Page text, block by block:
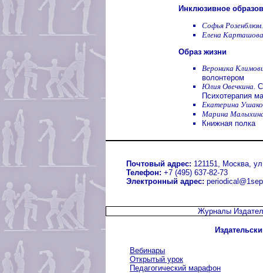
Инклюзивное
Софья Розенблюм.
Елена
Образ жизни
Вероника
волонтером
Юлия Овечкина.
Психотерапия
Екатерина
Марина
Книжная полка
Почтовый адрес: 121151, Москва,
Телефон: +7 (495) 637-82-73
Электронный адрес:
Журналы
Вебинары
Открытый урок
Педагогический марафон